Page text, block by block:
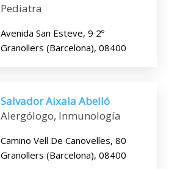
Pediatra
Avenida San Esteve, 9 2º
Granollers (Barcelona), 08400
Salvador Aixala Abelló
Alergólogo, Inmunología
Camino Vell De Canovelles, 80
Granollers (Barcelona), 08400